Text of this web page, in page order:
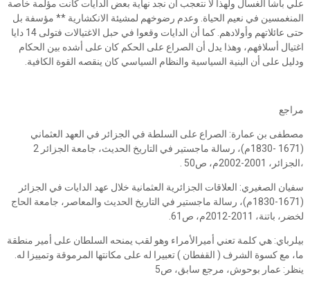
علي باشا الغسال ولهذا لا نتعجب أن نجد نهاية بعض الدايات كانت مؤلمة خاصة
المنغمسين في نعيم الحياة. وعدم رضوخهم لمشيئة الانكشارية ** مؤسفة بل
حتى عائلاتهم وأولادهم. كما أن الدايات وقعوا في حبل الاغتيالات فتولى 14 دايا
اغتيال أسلافهم، وهذا يدل أن الصراع على الحكم كان على أشده بين الحكام
ودليل على أن البنية السياسية والنظام السياسي كان ينقصه القوة الكافية.
مراجع
مصطفى بن عمارة: الصراع على السلطة في الجزائر في العهد العثماني
(1671 -1830م)، رسالة ماجستير في التاريخ الحديث، جامعة الجزائر 2
،الجزائر، 2001-2002م، ص50 .
سفيان الصغيري: العلاقات الجزائرية العثمانية خلال عهد الدايات في الجزائر
(1671-1830م)، رسالة ماجستير في التاريخ الحديث والمعاصر، جامعة الحاج
لخضر، باتنة، 2011-2012م، ص61.
بيلرباي: هي كلمة تعني أميرالأمراء وهو لقب يمنحه السلطان على أمير منطقة
ما، مع كسوة الشرف ( القفطان ) تعبيرا له على مكانتها المرموقة وتمييزا له.
ينظر: عمار بوحوش، مرجع سابق، ص5